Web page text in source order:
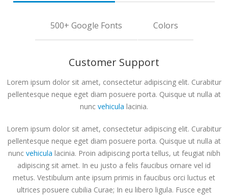
500+ Google Fonts Colors
Customer Support
Lorem ipsum dolor sit amet, consectetur adipiscing elit. Curabitur
pellentesque neque eget diam posuere porta. Quisque ut nulla at
nunc vehicula lacinia.
Lorem ipsum dolor sit amet, consectetur adipiscing elit. Curabitur
pellentesque neque eget diam posuere porta. Quisque ut nulla at
nunc vehicula lacinia. Proin adipiscing porta tellus, ut feugiat nibh
adipiscing sit amet. In eu justo a felis faucibus ornare vel id
metus. Vestibulum ante ipsum primis in faucibus orci luctus et
ultrices posuere cubilia Curae; In eu libero ligula. Fusce eget